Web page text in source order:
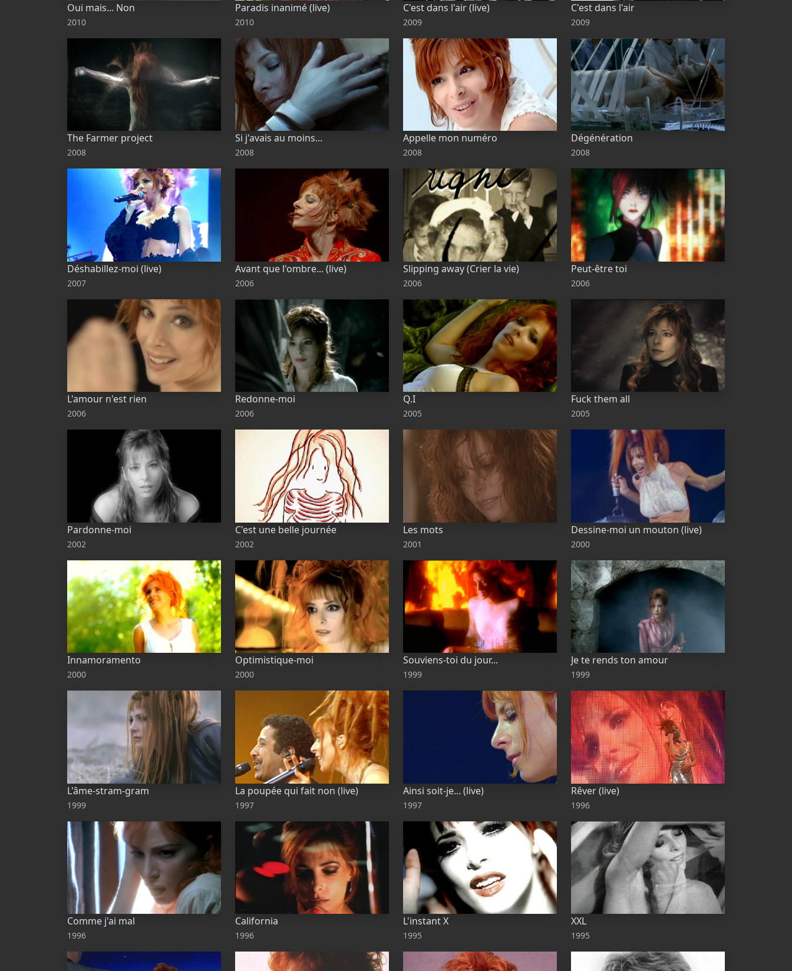
Oui mais... Non
2010
Paradis inanimé (live)
2010
C'est dans l'air (live)
2009
C'est dans l'air
2009
The Farmer project
2008
Si j'avais au moins...
2008
Appelle mon numéro
2008
Dégénération
2008
Déshabillez-moi (live)
2007
Avant que l'ombre... (live)
2006
Slipping away (Crier la vie)
2006
Peut-être toi
2006
L'amour n'est rien
2006
Redonne-moi
2006
Q.I
2005
Fuck them all
2005
Pardonne-moi
2002
C'est une belle journée
2002
Les mots
2001
Dessine-moi un mouton (live)
2000
Innamoramento
2000
Optimistique-moi
2000
Souviens-toi du jour...
1999
Je te rends ton amour
1999
L'âme-stram-gram
1999
La poupée qui fait non (live)
1997
Ainsi soit-je... (live)
1997
Rêver (live)
1996
Comme j'ai mal
1996
California
1996
L'instant X
1995
XXL
1995